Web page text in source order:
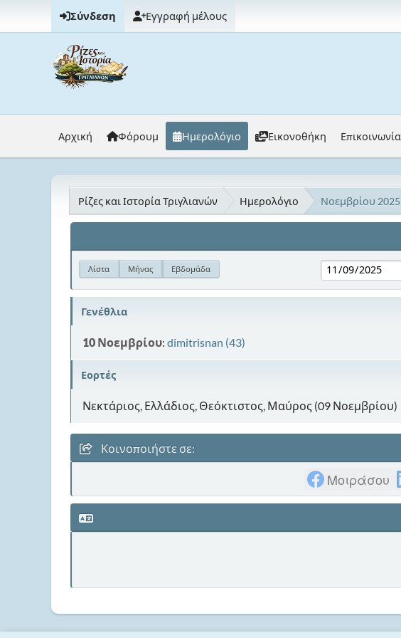
Σύνδεση Εγγραφή μέλους
Αρχική Φόρουμ Ημερολόγιο Εικονοθήκη Επικοινωνία
Ρίζες και Ιστορία Τριγλιανών Ημερολόγιο Νοεμβρίου 2025
Λίστα Μήνας Εβδομάδα
Γενέθλια
10 Νοεμβρίου: dimitrisnan (43)
Εορτές
Νεκτάριος, Ελλάδιος, Θεόκτιστος, Μαύρος (09 Νοεμβρίου)
Κοινοποιήστε σε:
Μοιράσου